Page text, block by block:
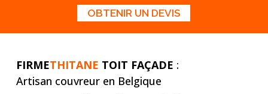
OBTENIR UN DEVIS
FIRMETHITANE TOIT FAÇADE :
Artisan couvreur en Belgique